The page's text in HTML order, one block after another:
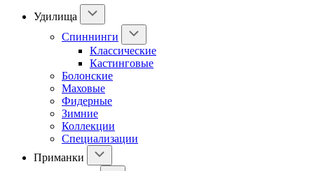
Удилища
Спиннинги
Классические
Кастинговые
Болонские
Маховые
Фидерные
Зимние
Коллекции
Специализации
Приманки